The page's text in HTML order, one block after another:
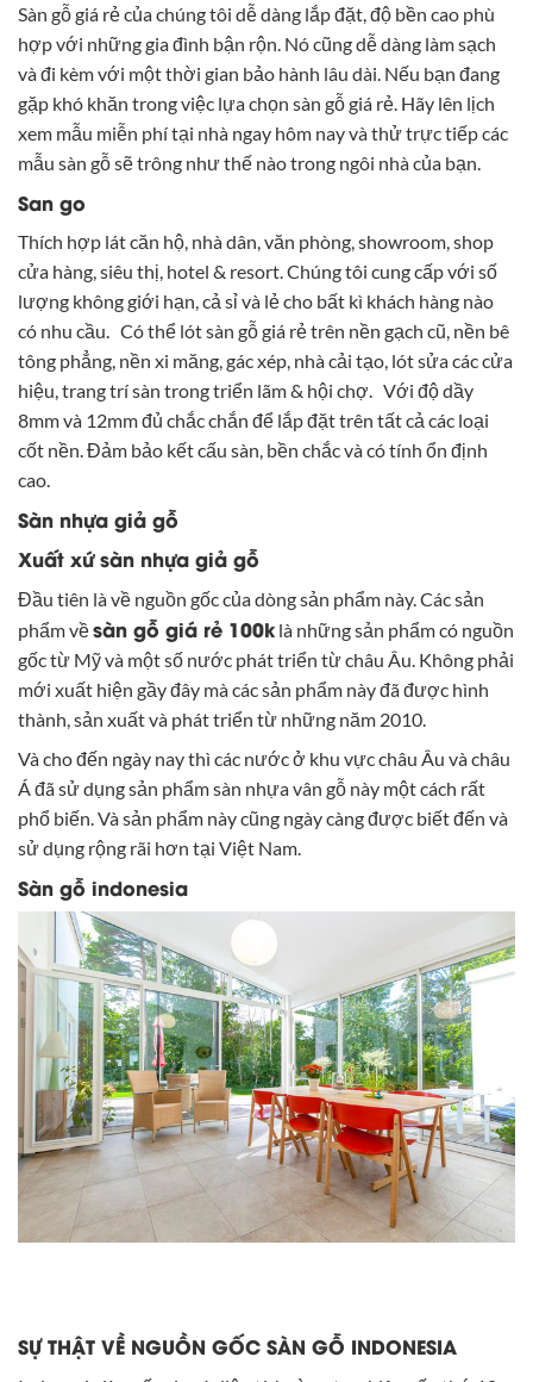
Sàn gỗ giá rẻ của chúng tôi dễ dàng lắp đặt, độ bền cao phù
hợp với những gia đình bận rộn. Nó cũng dễ dàng làm sạch
và đi kèm với một thời gian bảo hành lâu dài. Nếu bạn đang
gặp khó khăn trong việc lựa chọn sàn gỗ giá rẻ. Hãy lên lịch
xem mẫu miễn phí tại nhà ngay hôm nay và thử trực tiếp các
mẫu sàn gỗ sẽ trông như thế nào trong ngôi nhà của bạn.
San go
Thích hợp lát căn hộ, nhà dân, văn phòng, showroom, shop
cửa hàng, siêu thị, hotel & resort. Chúng tôi cung cấp với số
lượng không giới hạn, cả sỉ và lẻ cho bất kì khách hàng nào
có nhu cầu. Có thể lót sàn gỗ giá rẻ trên nền gạch cũ, nền bê
tông phẳng, nền xi măng, gác xép, nhà cải tạo, lót sửa các cửa
hiệu, trang trí sàn trong triển lãm & hội chợ. Với độ dầy
8mm và 12mm đủ chắc chắn để lắp đặt trên tất cả các loại
cốt nền. Đảm bảo kết cấu sàn, bền chắc và có tính ổn định
cao.
Sàn nhựa giả gỗ
Xuất xứ sàn nhựa giả gỗ
Đầu tiên là về nguồn gốc của dòng sản phẩm này. Các sản
phẩm vềsàn gỗ giá rẻ 100k là những sản phẩm có nguồn
gốc từ Mỹ và một số nước phát triển từ châu Âu. Không phải
mới xuất hiện gầy đây mà các sản phẩm này đã được hình
thành, sản xuất và phát triển từ những năm 2010.
Và cho đến ngày nay thì các nước ở khu vực châu Âu và châu
Á đã sử dụng sản phẩm sàn nhựa vân gỗ này một cách rất
phổ biến. Và sản phẩm này cũng ngày càng được biết đến và
sử dụng rộng rãi hơn tại Việt Nam.
Sàn gỗ indonesia
SỰ THẬT VỀ NGUỒN GỐC SÀN GỖ INDONESIA